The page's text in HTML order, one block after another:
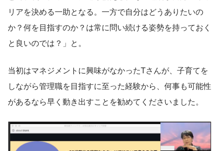
リアを決める一助となる。一方で自分はどうありたいの
か？何を目指すのか？は常に問い続ける姿勢を持っておく
と良いのでは？」と。
当初はマネジメントに興味がなかったTさんが、子育てを
しながら管理職を目指すに至った経験から、何事も可能性
があるなら早く動き出すことを勧めてくださいました。